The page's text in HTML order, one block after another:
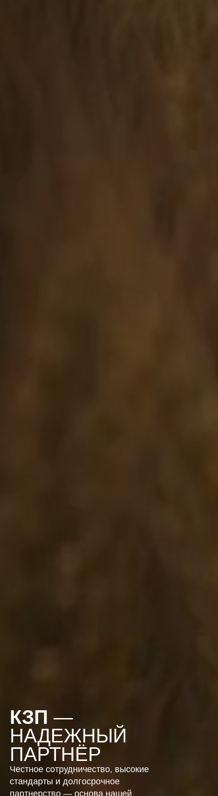
КЗП —
НАДЕЖНЫЙ
ПАРТНЁР
Честное сотрудничество, высокие
стандарты и долгосрочное
партнерство — основа нашей